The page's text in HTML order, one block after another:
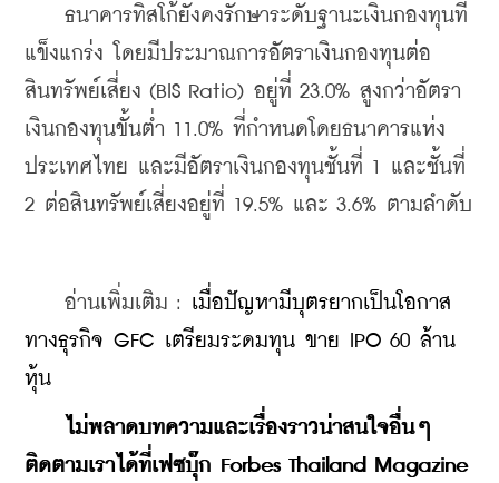
ธนาคารทิสโก้ยังคงรักษาระดับฐานะเงินกองทุนที่
แข็งแกร่ง โดยมีประมาณการอัตราเงินกองทุนต่อ
สินทรัพย์เสี่ยง (BIS Ratio) อยู่ที่ 23.0% สูงกว่าอัตรา
เงินกองทุนขั้นต่ำ 11.0% ที่กำหนดโดยธนาคารแห่ง
ประเทศไทย และมีอัตราเงินกองทุนชั้นที่ 1 และชั้นที่
2 ต่อสินทรัพย์เสี่ยงอยู่ที่ 19.5% และ 3.6% ตามลำดับ
อ่านเพิ่มเติม : เมื่อปัญหามีบุตรยากเป็นโอกาส
ทางธุรกิจ GFC เตรียมระดมทุน ขาย IPO 60 ล้าน
หุ้น
ไม่พลาดบทความและเรื่องราวน่าสนใจอื่นๆ
ติดตามเราได้ที่เฟซบุ๊ก Forbes Thailand Magazine